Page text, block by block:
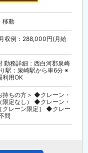
移動
収例：288,000円(月給
勤務詳細：西白河郡泉崎
駅：泉崎駅から車6分 ※
利用OK
持ちの方＞ ◆クレーン・
限定なし） ◆クレーン・
クレーン限定］ ◆クレー
問